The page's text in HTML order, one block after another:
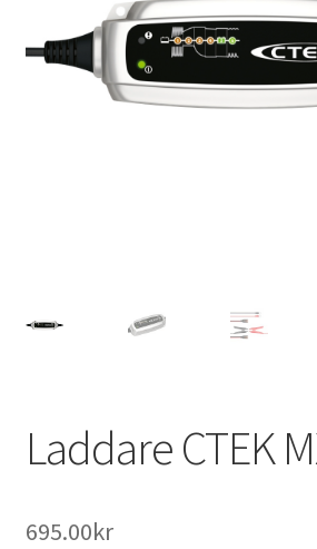
Tillbehör
Laddare CTEK
695.00kr